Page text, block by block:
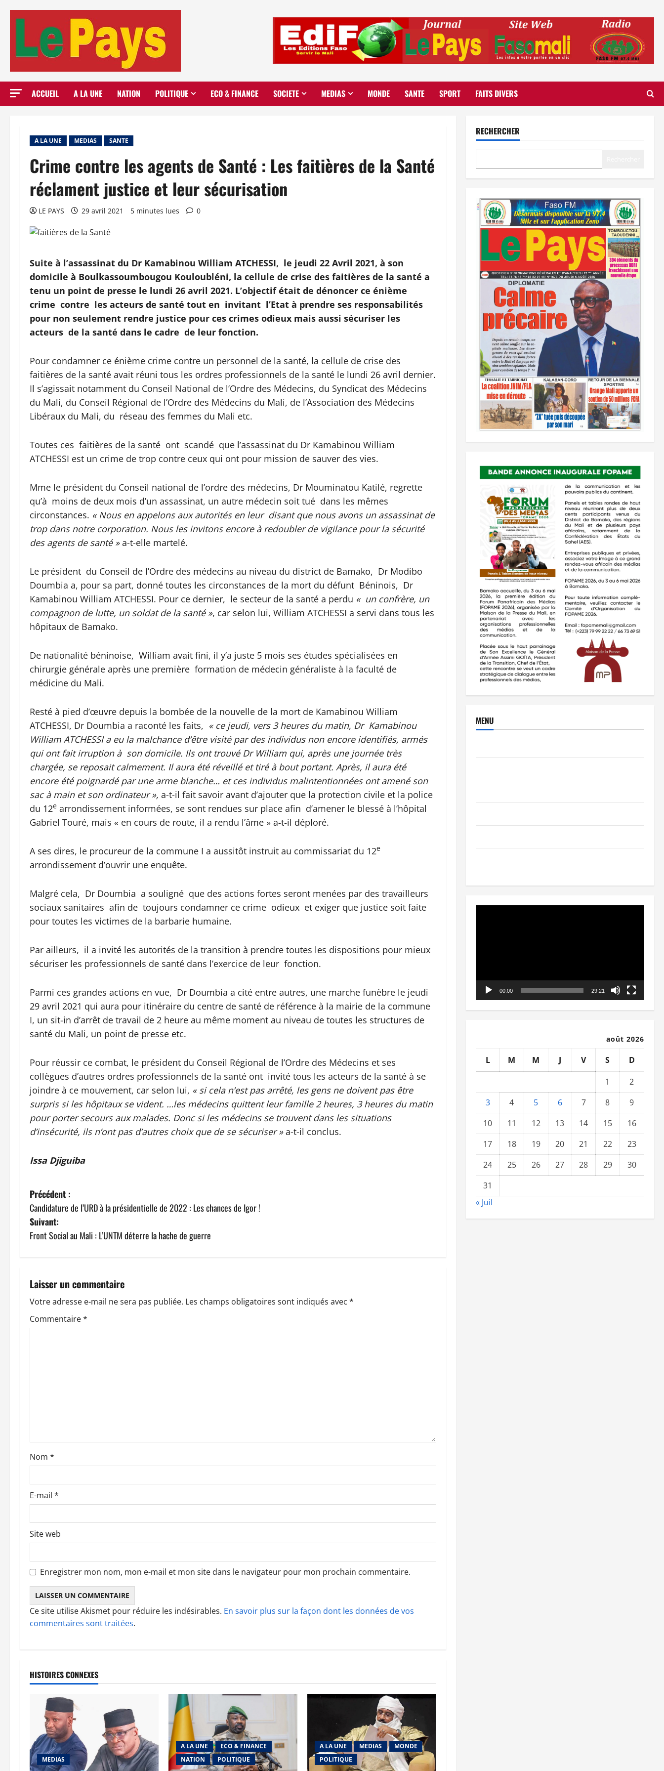
ACCUEIL A LA UNE NATION POLITIQUE ECO & FINANCE SOCIETE MEDIAS MONDE SANTE SPORT FAITS DIVERS
A LA UNE MEDIAS SANTE
Crime contre les agents de Santé : Les faitières de la Santé
réclament justice et leur sécurisation
LE PAYS 29 avril 2021 5 minutes lues 0
Suite à l’assassinat du Dr Kamabinou William ATCHESSI, le jeudi 22 Avril 2021, à son
domicile à Boulkassoumbougou Kouloubléni, la cellule de crise des faitières de la santé a
tenu un point de presse le lundi 26 avril 2021. L’objectif était de dénoncer ce énième
crime contre les acteurs de santé tout en invitant l’Etat à prendre ses responsabilités
pour non seulement rendre justice pour ces crimes odieux mais aussi sécuriser les
acteurs de la santé dans le cadre de leur fonction.
Pour condamner ce énième crime contre un personnel de la santé, la cellule de crise des
faitières de la santé avait réuni tous les ordres professionnels de la santé le lundi 26 avril dernier.
Il s’agissait notamment du Conseil National de l’Ordre des Médecins, du Syndicat des Médecins
du Mali, du Conseil Régional de l’Ordre des Médecins du Mali, de l’Association des Médecins
Libéraux du Mali, du réseau des femmes du Mali etc.
Toutes ces faitières de la santé ont scandé que l’assassinat du Dr Kamabinou William
ATCHESSI est un crime de trop contre ceux qui ont pour mission de sauver des vies.
Mme le président du Conseil national de l’ordre des médecins, Dr Mouminatou Katilé, regrette
qu’à moins de deux mois d’un assassinat, un autre médecin soit tué dans les mêmes
circonstances. « Nous en appelons aux autorités en leur disant que nous avons un assassinat de
trop dans notre corporation. Nous les invitons encore à redoubler de vigilance pour la sécurité
des agents de santé »a-t-elle martelé.
Le président du Conseil de l’Ordre des médecins au niveau du district de Bamako, Dr Modibo
Doumbia a, pour sa part, donné toutes les circonstances de la mort du défunt Béninois, Dr
Kamabinou William ATCHESSI. Pour ce dernier, le secteur de la santé a perdu « un confrère, un
compagnon de lutte, un soldat de la santé », car selon lui, William ATCHESSI a servi dans tous les
hôpitaux de Bamako.
De nationalité béninoise, William avait fini, il y’a juste 5 mois ses études spécialisées en
chirurgie générale après une première formation de médecin généraliste à la faculté de
médicine du Mali.
Resté à pied d’œuvre depuis la bombée de la nouvelle de la mort de Kamabinou William
ATCHESSI, Dr Doumbia a raconté les faits, « ce jeudi, vers 3 heures du matin, Dr Kamabinou
William ATCHESSI a eu la malchance d’être visité par des individus non encore identifiés, armés
qui ont fait irruption à son domicile. Ils ont trouvé Dr William qui, après une journée très
chargée, se reposait calmement. Il aura été réveillé et tiré à bout portant. Après, il aura été
encore été poignardé par une arme blanche… et ces individus malintentionnées ont amené son
sac à main et son ordinateur », a-t-il fait savoir avant d’ajouter que la protection civile et la police
du 12e arrondissement informées, se sont rendues sur place afin d’amener le blessé à l’hôpital
Gabriel Touré, mais « en cours de route, il a rendu l’âme » a-t-il déploré.
A ses dires, le procureur de la commune I a aussitôt instruit au commissariat du 12e
arrondissement d’ouvrir une enquête.
Malgré cela, Dr Doumbia a souligné que des actions fortes seront menées par des travailleurs
sociaux sanitaires afin de toujours condamner ce crime odieux et exiger que justice soit faite
pour toutes les victimes de la barbarie humaine.
Par ailleurs, il a invité les autorités de la transition à prendre toutes les dispositions pour mieux
sécuriser les professionnels de santé dans l’exercice de leur fonction.
Parmi ces grandes actions en vue, Dr Doumbia a cité entre autres, une marche funèbre le jeudi
29 avril 2021 qui aura pour itinéraire du centre de santé de référence à la mairie de la commune
I, un sit-in d’arrêt de travail de 2 heure au même moment au niveau de toutes les structures de
santé du Mali, un point de presse etc.
Pour réussir ce combat, le président du Conseil Régional de l’Ordre des Médecins et ses
collègues d’autres ordres professionnels de la santé ont invité tous les acteurs de la santé à se
joindre à ce mouvement, car selon lui, « si cela n’est pas arrêté, les gens ne doivent pas être
surpris si les hôpitaux se vident. …les médecins quittent leur famille 2 heures, 3 heures du matin
pour porter secours aux malades. Donc si les médecins se trouvent dans les situations
d’insécurité, ils n’ont pas d’autres choix que de se sécuriser »a-t-il conclus.
Issa Djiguiba
N
a
v
g
a
t
a
r
t
i
c
l
e
Précédent :
Candidature de l’URD à la présidentielle de 2022 : Les chances de Igor !
Suivant:
Front Social au Mali : L’UNTM déterre la hache de guerre
Laisser un commentaire
Votre adresse e-mail ne sera pas publiée. Les champs obligatoires sont indiqués avec *
Commentaire*
Nom *
E-mail *
Site web
Enregistrer mon nom, mon e-mail et mon site dans le navigateur pour mon prochain commentaire.
Ce site utilise Akismet pour réduire les indésirables. En savoir plus sur la façon dont les données de vos
commentaires sont traitées.
HISTOIRES CONNEXES
MEDIAS
A LA UNE
ECO & FINANCE
NATION
POLITIQUE
A LA UNE MEDIAS
MONDE
POLITIQUE
RECHERCHER
MENU
00:00 29:21
août 2026
L M M J V S
D
1
2
3
4 5 6 7 8
9
10
11 12 13 14 15
16
17
18 19 20 21 22
23
24
25 26 27 28 29
30
31
« Juil